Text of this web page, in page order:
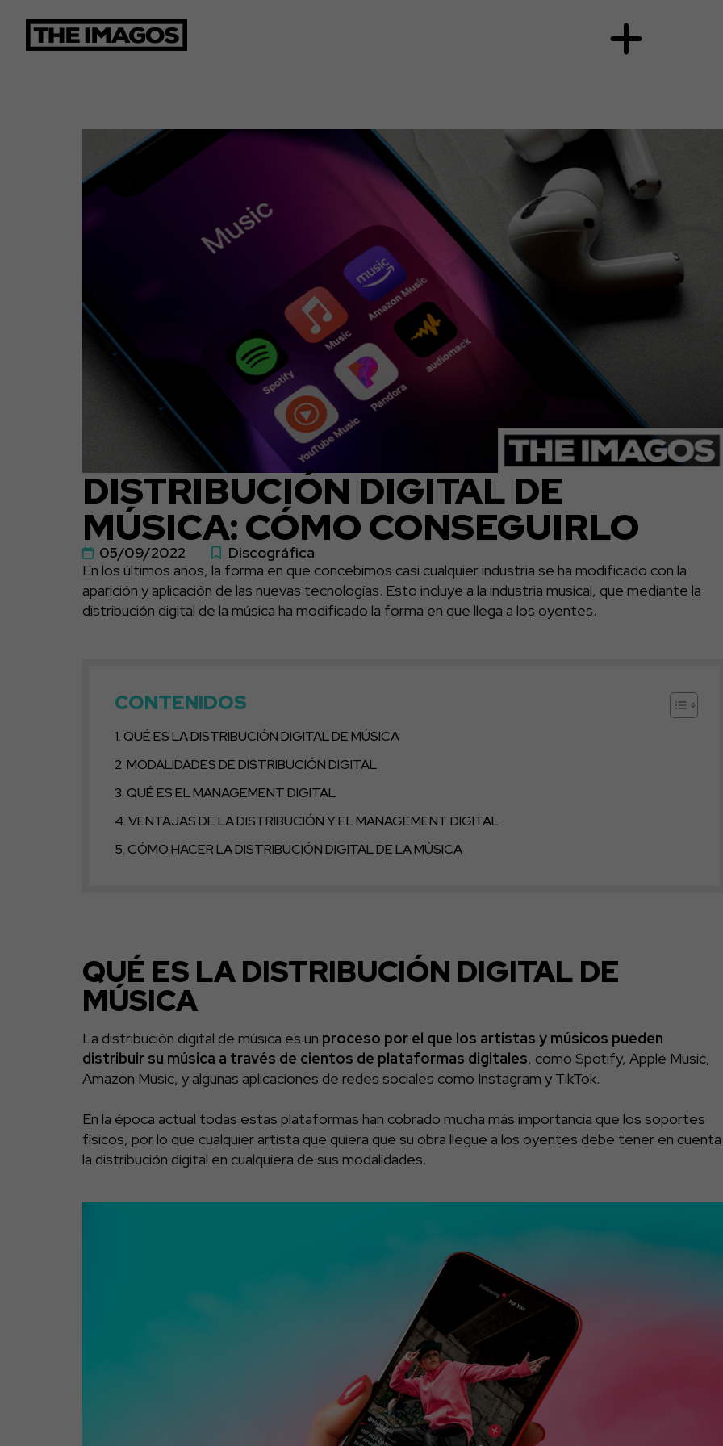
DISTRIBUCIÓN DIGITAL DE
MÚSICA: CÓMO CONSEGUIRLO
05/09/2022
Discográfica
En los últimos años, la forma en que concebimos casi cualquier industria se ha modificado con la
aparición y aplicación de las nuevas tecnologías. Esto incluye a la industria musical, que mediante la
distribución digital de la música ha modificado la forma en que llega a los oyentes.
CONTENIDOS
QUÉ ES LA DISTRIBUCIÓN DIGITAL DE MÚSICA
MODALIDADES DE DISTRIBUCIÓN DIGITAL
QUÉ ES EL MANAGEMENT DIGITAL
VENTAJAS DE LA DISTRIBUCIÓN Y EL MANAGEMENT DIGITAL
CÓMO HACER LA DISTRIBUCIÓN DIGITAL DE LA MÚSICA
QUÉ ES LA DISTRIBUCIÓN DIGITAL DE
MÚSICA
La distribución digital de música es un proceso por el que los artistas y músicos pueden
distribuir su música a través de cientos de plataformas digitales, como Spotify, Apple Music,
Amazon Music, y algunas aplicaciones de redes sociales como Instagram y TikTok.
En la época actual todas estas plataformas han cobrado mucha más importancia que los soportes
físicos, por lo que cualquier artista que quiera que su obra llegue a los oyentes debe tener en cuenta
la distribución digital en cualquiera de sus modalidades.